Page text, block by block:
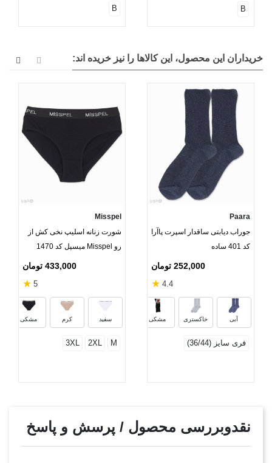
B
B
خریداران این محصول، این کالاها را نیز خریده اند:
Paara
جوراب دیابتی ساقدار اسپرت پاآرا
کد 401 ساده
252,000 تومان
4.4
★
آبی خاکستری مشکی
قهوه‌ای نوک مدادی خاکستری تیره
فری سایز (36/44)
Misspel
شورت زنانه اسلیپ نخی کش از
رو Misspel میسپل کد 1470
433,000 تومان
5
★
سفید کرم مشکی
M
2XL
3XL
نقدوبررسی محصول / پرسش و پاسخ